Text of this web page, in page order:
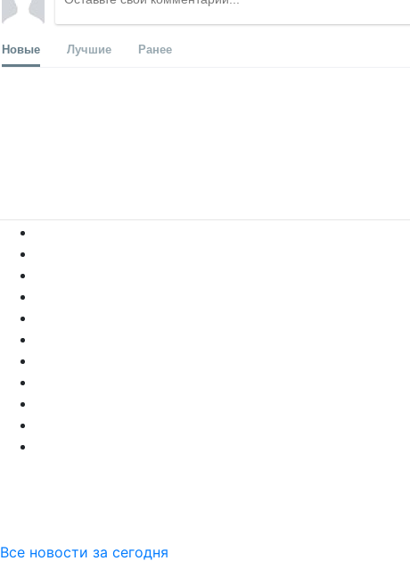
Новые Лучшие Ранее
Все новости за сегодня